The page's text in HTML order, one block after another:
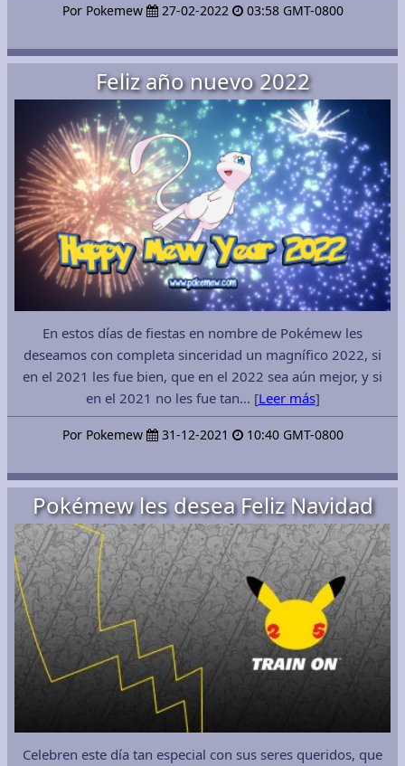
Por Pokemew 27-02-2022 03:58 GMT-0800
Feliz año nuevo 2022
En estos días de fiestas en nombre de Pokémew les
deseamos con completa sinceridad un magnífico 2022, si
en el 2021 les fue bien, que en el 2022 sea aún mejor, y si
en el 2021 no les fue tan… [Leer más]
Por Pokemew 31-12-2021 10:40 GMT-0800
Pokémew les desea Feliz Navidad
Celebren este día tan especial con sus seres queridos, que